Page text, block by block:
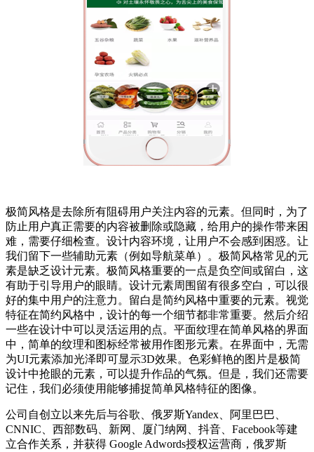
极简风格是去除所有阻碍用户关注内容的元素。但同时，为了
防止用户真正需要的内容被删除或隐藏，给用户的操作带来困
难，需要仔细检查。设计内容环境，让用户不会感到困惑。让
我们留下一些辅助元素（例如导航菜单）。极简风格常见的元
素是缺乏设计元素。极简风格重要的一点是负空间或留白，这
有助于引导用户的眼睛。设计元素周围留有很多空白，可以很
好的集中用户的注意力。留白是简约风格中重要的元素。视觉
特征在简约风格中，设计的每一个细节都非常重要。然后介绍
一些在设计中可以灵活运用的点。平面纹理在简单风格的界面
中，简单的纹理和图标经常被用作图形元素。在界面中，无需
为UI元素添加光泽即可显示3D效果。色彩鲜艳的图片是极简
设计中抢眼的元素，可以提升作品的气氛。但是，我们还需要
记住，我们必须使用能够捕捉简单风格特征的图像。
公司自创立以来先后与谷歌、俄罗斯Yandex、阿里巴巴、
CNNIC、西部数码、新网、厦门纳网、抖音、Facebook等建
立合作关系，并获得 Google Adwords授权运营商，俄罗斯